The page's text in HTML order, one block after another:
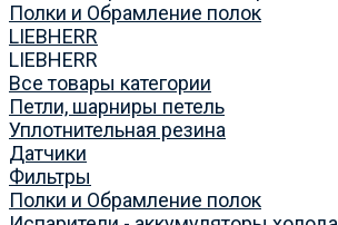
Полки и Обрамление полок
LIEBHERR
LIEBHERR
Все товары категории
Петли, шарниры петель
Уплотнительная резина
Датчики
Фильтры
Полки и Обрамление полок